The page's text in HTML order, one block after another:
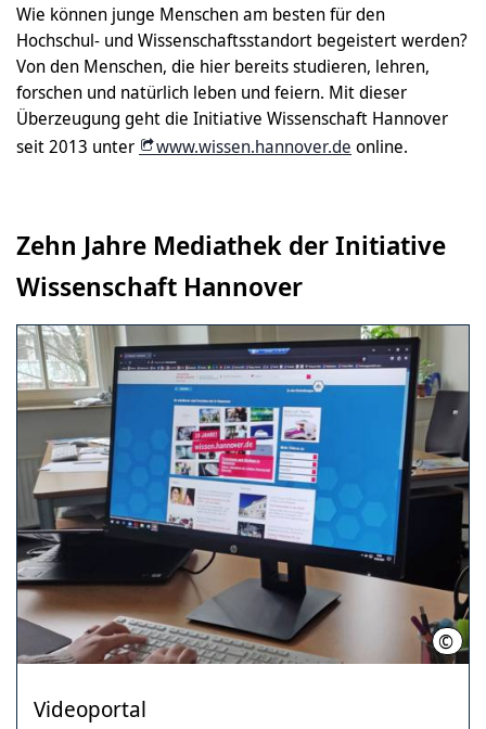
Wie können junge Menschen am besten für den
Hochschul- und Wissenschaftsstandort begeistert werden?
Von den Menschen, die hier bereits studieren, lehren,
forschen und natürlich leben und feiern. Mit dieser
Überzeugung geht die Initiative Wissenschaft Hannover
seit 2013 unter
www.wissen.hannover.de online.
Zehn Jahre Mediathek der Initiative
Wissenschaft Hannover
©
Videoportal